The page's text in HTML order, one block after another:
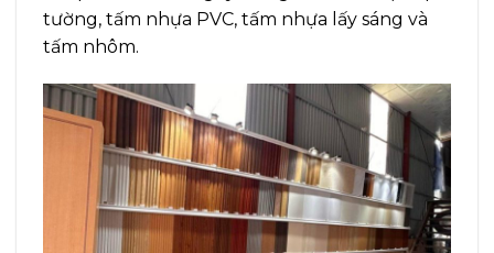
tường, tấm nhựa PVC, tấm nhựa lấy sáng và
tấm nhôm.